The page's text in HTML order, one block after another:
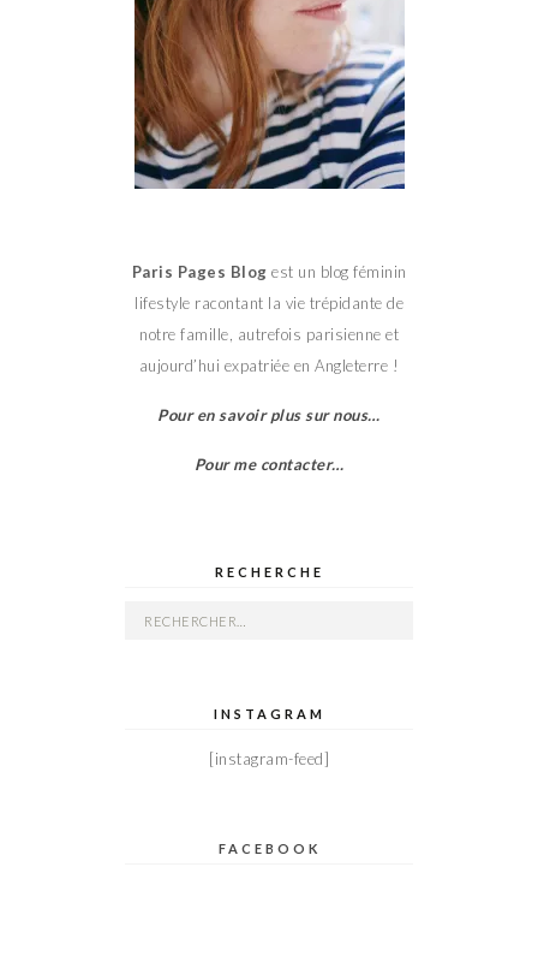
Paris Pages Blog est un blog féminin
lifestyle racontant la vie trépidante de
notre famille, autrefois parisienne et
aujourd’hui expatriée en Angleterre !
Pour en savoir plus sur nous…
Pour me contacter…
RECHERCHE
Rechercher :
INSTAGRAM
[instagram-feed]
FACEBOOK